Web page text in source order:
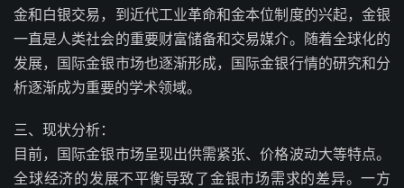
金和白银交易，到近代工业革命和金本位制度的兴起，金银
一直是人类社会的重要财富储备和交易媒介。随着全球化的
发展，国际金银市场也逐渐形成，国际金银行情的研究和分
析逐渐成为重要的学术领域。
三、现状分析：
目前，国际金银市场呈现出供需紧张、价格波动大等特点。
全球经济的发展不平衡导致了金银市场需求的差异。一方